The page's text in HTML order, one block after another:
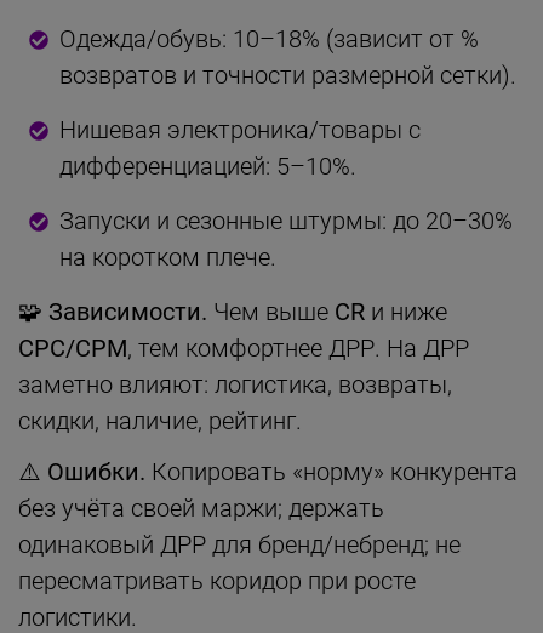
Одежда/обувь: 10–18% (зависит от %
возвратов и точности размерной сетки).
Нишевая электроника/товары с
дифференциацией: 5–10%.
Запуски и сезонные штурмы: до 20–30%
на коротком плече.
🧩 Зависимости. Чем выше CR и ниже
CPC/CPM, тем комфортнее ДРР. На ДРР
заметно влияют: логистика, возвраты,
скидки, наличие, рейтинг.
⚠️ Ошибки. Копировать «норму» конкурента
без учёта своей маржи; держать
одинаковый ДРР для бренд/небренд; не
пересматривать коридор при росте
логистики.